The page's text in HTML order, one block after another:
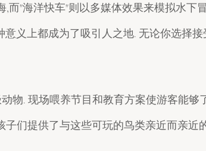
而"海洋快车"则以多媒体效果来模拟水下
义上都成为了吸引人之地. 无论你选择
物. 现场喂养节目和教育方案使游客能
子们提供了与这些可玩的鸟类亲近而亲